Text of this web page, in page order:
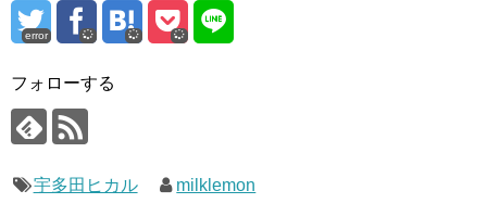
error
フォローする
宇多田ヒカル milklemon